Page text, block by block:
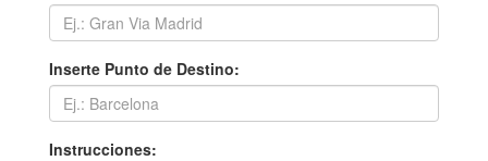
Inserte Punto de Destino:
Instrucciones: